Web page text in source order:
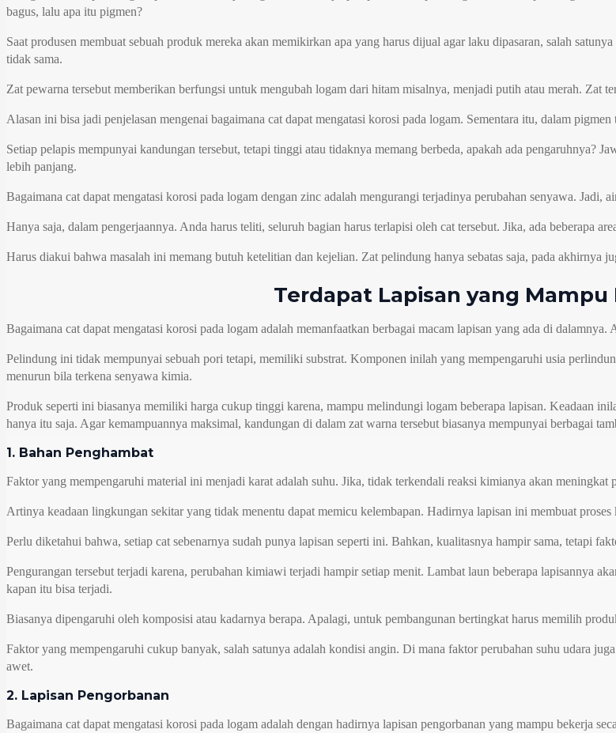
bagus, lalu apa itu pigmen?
Saat produsen membuat sebuah produk mereka akan memikirkan apa yang harus dijual agar laku dipasaran, salah
tidak sama.
Zat pewarna tersebut memberikan berfungsi untuk mengubah logam dari hitam misalnya, menjadi putih atau merah. Zat
Alasan ini bisa jadi penjelasan mengenai bagaimana cat dapat mengatasi korosi pada logam. Sementara itu, dalam
Setiap pelapis mempunyai kandungan tersebut, tetapi tinggi atau tidaknya memang berbeda, apakah ada pengaruhnya?
lebih panjang.
Bagaimana cat dapat mengatasi korosi pada logam dengan zinc adalah mengurangi terjadinya perubahan senyawa.
Hanya saja, dalam pengerjaannya. Anda harus teliti, seluruh bagian harus terlapisi oleh cat tersebut. Jika, ada beberapa
Harus diakui bahwa masalah ini memang butuh ketelitian dan kejelian. Zat pelindung hanya sebatas saja, pada akhirnya
Terdapat Lapisan yang
Bagaimana cat dapat mengatasi korosi pada logam adalah memanfaatkan berbagai macam lapisan yang ada di
Pelindung ini tidak mempunyai sebuah pori tetapi, memiliki substrat. Komponen inilah yang mempengaruhi usia
menurun bila terkena senyawa kimia.
Produk seperti ini biasanya memiliki harga cukup tinggi karena, mampu melindungi logam beberapa lapisan. Keadaan
hanya itu saja. Agar kemampuannya maksimal, kandungan di dalam zat warna tersebut biasanya mempunyai berbagai
1. Bahan Penghambat
Faktor yang mempengaruhi material ini menjadi karat adalah suhu. Jika, tidak terkendali reaksi kimianya akan meningkat
Artinya keadaan lingkungan sekitar yang tidak menentu dapat memicu kelembapan. Hadirnya lapisan ini membuat
Perlu diketahui bahwa, setiap cat sebenarnya sudah punya lapisan seperti ini. Bahkan, kualitasnya hampir sama, tetapi
Pengurangan tersebut terjadi karena, perubahan kimiawi terjadi hampir setiap menit. Lambat laun beberapa lapisannya
kapan itu bisa terjadi.
Biasanya dipengaruhi oleh komposisi atau kadarnya berapa. Apalagi, untuk pembangunan bertingkat harus memilih
Faktor yang mempengaruhi cukup banyak, salah satunya adalah kondisi angin. Di mana faktor perubahan suhu udara
awet.
2. Lapisan Pengorbanan
Bagaimana cat dapat mengatasi korosi pada logam adalah dengan hadirnya lapisan pengorbanan yang mampu bekerja